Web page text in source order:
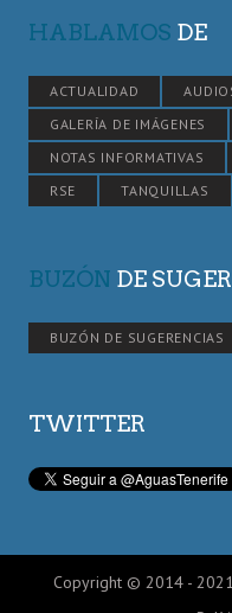
HABLAMOS DE
ACTUALIDAD
GALERÍA DE IMÁGENES
NOTAS INFORMATIVAS
RSE
TANQUILLAS
BUZÓN DE
BUZÓN DE SUGERENCIAS
TWITTER
Copyright © 2014 -